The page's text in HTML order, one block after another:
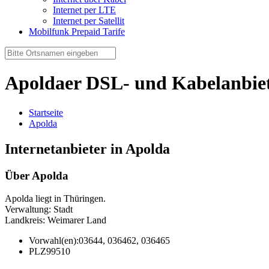
Internet per LTE
Internet per Satellit
Mobilfunk Prepaid Tarife
Apoldaer DSL- und
Startseite
Apolda
Internetanbieter in Apolda
Über Apolda
Apolda liegt in Thüringen.
Verwaltung: Stadt
Landkreis: Weimarer Land
Vorwahl(en):03644, 036462, 036465
PLZ99510